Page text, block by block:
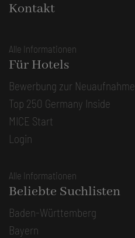
Kontakt
Alle Informationen
Für Hotels
Bewerbung zur Neuaufnahme
Top 250 Germany Inside
MICE Start
Login
Alle Informationen
Beliebte Suchlisten
Baden-Württemberg
Bayern